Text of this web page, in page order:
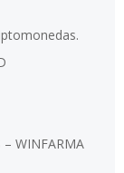
– WINFARMA